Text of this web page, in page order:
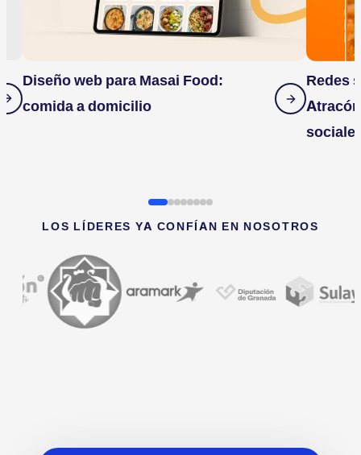
Diseño web para Masai Food:
comida a domicilio
Redes
LOS LÍDERES YA CONFÍAN EN NOSOTROS